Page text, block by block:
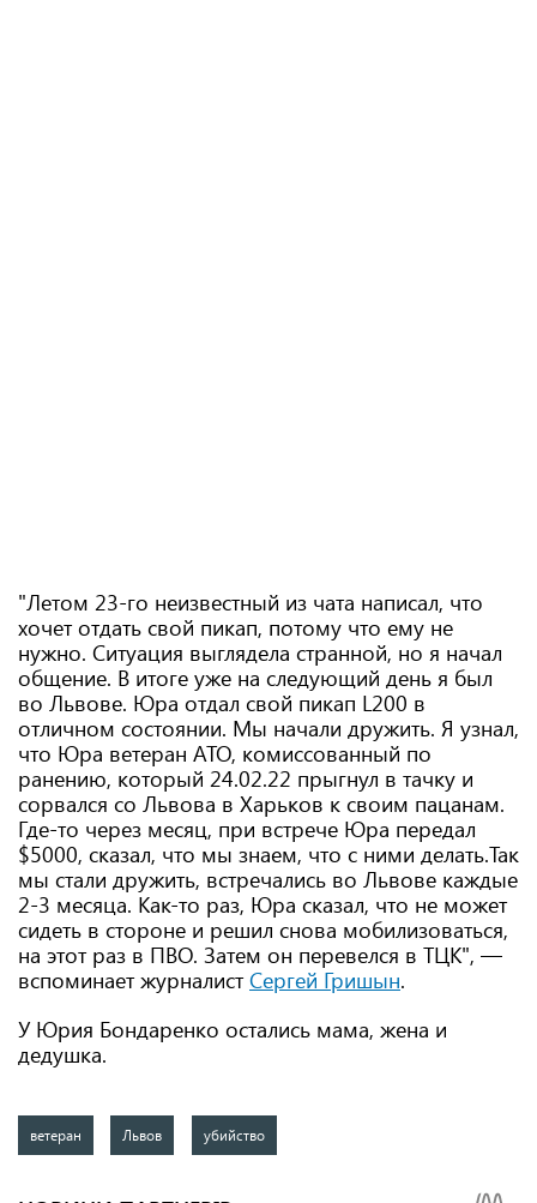
"Летом 23-го неизвестный из чата написал, что
хочет отдать свой пикап, потому что ему не
нужно. Ситуация выглядела странной, но я начал
общение. В итоге уже на следующий день я был
во Львове. Юра отдал свой пикап L200 в
отличном состоянии. Мы начали дружить. Я узнал,
что Юра ветеран АТО, комиссованный по
ранению, который 24.02.22 прыгнул в тачку и
сорвался со Львова в Харьков к своим пацанам.
Где-то через месяц, при встрече Юра передал
$5000, сказал, что мы знаем, что с ними делать.Так
мы стали дружить, встречались во Львове каждые
2-3 месяца. Как-то раз, Юра сказал, что не может
сидеть в стороне и решил снова мобилизоваться,
на этот раз в ПВО. Затем он перевелся в ТЦК", —
вспоминает журналистСергей Гришын.
У Юрия Бондаренко остались мама, жена и
дедушка.
ветеран Львов убийство